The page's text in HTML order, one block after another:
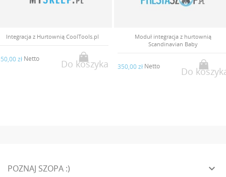
Moduł integracja z hurtownią
Do koszyka
Moduł integracja z hurtownią AeroMind
Do
POZNAJ SZOPA :) 